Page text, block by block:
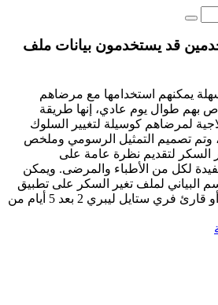
قد يستخدمون بيانات ملف
يمكنهم استخدامها مع مرضاهم
بهم طوال يوم عادي، إنها طريقة
لمرضاهم كوسيلة لتغيير السلوك
وتم تصميم التمثيل الرسومي وملخص
السكر لتقديم نظرة عامة على
لكل من الأطباء والمرضى. ويمكن
البياني لملف تغير السكر على تطبيق
فري ستايل ليبري 2 لينك أو قارئ فري ستايل ليبري 2 بعد 5 أيام من